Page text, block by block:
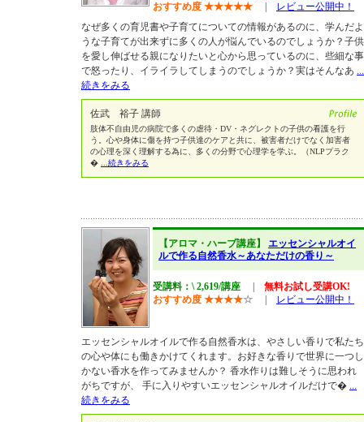
おすすめ度 ★★★★★
レビュー公開中！
なぜ多くの育児書や子育てについての情報があるのに、学んだよ
うな子育てが出来ずに多くの人が悩んでいるのでしょうか？子供
を愛し伸ばせる親になりたいと心から思っているのに、些細な事
で怒ったり、イライラしてしまうのでしょうか？実はそんなあ ...
続きをみる
佐武 裕子 講師
肢体不自由児の病院で多くの虐待・DV・ネグレクトの子供の看護を行
う。心や身体に傷を持つ子供達のケアと共に、被害者だけでなく加害者
の心理を深く理解する為に、多くの分野で心理学を学ぶ。（NLPプラク
�
...続きをみる
【アロマ・ハーブ講座】 エッセンシャルオイ
ルで作る自然香水～あなただけの香り～
受講料：\ 2,619/講座
無料お試し受講OK!
おすすめ度 ★★★★☆ レビュー公開中！
エッセンシャルオイルで作る自然香水は、やさしい香りで私たち
の心や体にも働きかけてくれます。お好きな香りで世界に一つし
かない香水を作ってみませんか？ 香水作りは難しそうに思われ
がちですが、 手に入りやすいエッセンシャルオイルだけで� ...
続きをみる